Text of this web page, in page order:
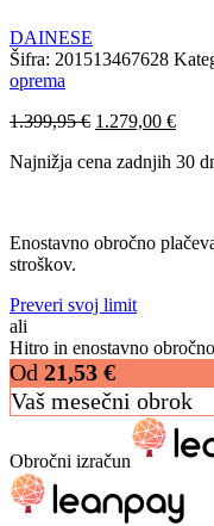
DAINESE
Šifra: 201513467628
oprema
1.399,95€ Izvirna
je
1.279,00 €
je:
Najnižja cena zadnjih 30
Enostavno obročno
stroškov.
Preveri svoj limit
ali
Hitro in enostavno
Od 21,53 €
Vaš mesečni obrok
Obročni izračun